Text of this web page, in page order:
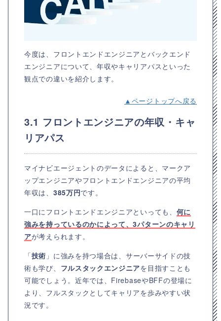
今度は、フロントエンドエンジニアとバックエンド
エンジニアについて、年収やキャリアパスといった
観点での違いを紹介します。
▲ページトップへ戻る
3.1 フロントエンジニアの年収・キャ
リアパス
マイナビエージェントのデータによると、マークア
ップエンジニアやフロントエンドエンジニアの平均
年収は、 385万円です。
一口にフロントエンドエンジニアといっても、 何に
強みを持っているのかによって、3パターンのキャリ
アが考えられます。
「技術 」に強みを持つ場合は、サーバーサイドの技
術も学び、 フルスタックエンジニアを目指すことも
可能でしょう。近年では、FirebaseやBFFの登場に
より、フルスタックとしてキャリアを歩みやすい状
況です。